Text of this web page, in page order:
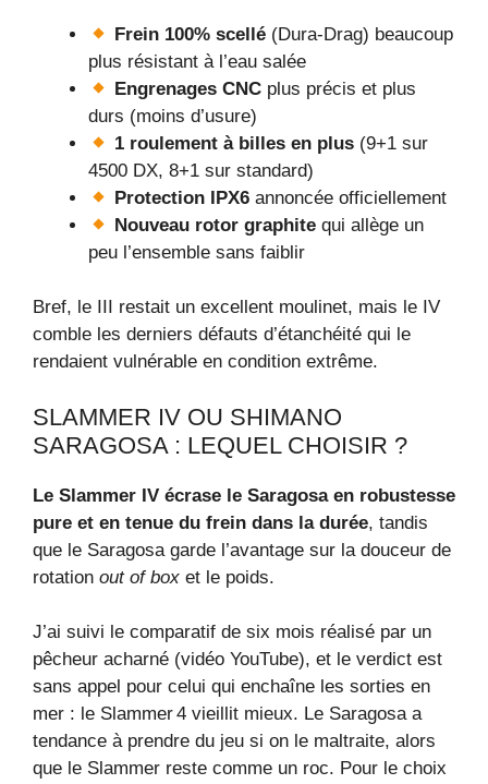
Frein 100% scellé (Dura-Drag) beaucoup
plus résistant à l’eau salée
Engrenages CNC plus précis et plus
durs (moins d’usure)
1 roulement à billes en plus (9+1 sur
4500 DX, 8+1 sur standard)
Protection IPX6 annoncée officiellement
Nouveau rotor graphite qui allège un
peu l’ensemble sans faiblir
Bref, le III restait un excellent moulinet, mais le IV
comble les derniers défauts d’étanchéité qui le
rendaient vulnérable en condition extrême.
SLAMMER IV OU SHIMANO
SARAGOSA : LEQUEL CHOISIR ?
Le Slammer IV écrase le Saragosa en robustesse
pure et en tenue du frein dans la durée, tandis
que le Saragosa garde l’avantage sur la douceur de
rotation out of box et le poids.
J’ai suivi le comparatif de six mois réalisé par un
pêcheur acharné (vidéo YouTube), et le verdict est
sans appel pour celui qui enchaîne les sorties en
mer : le Slammer 4 vieillit mieux. Le Saragosa a
tendance à prendre du jeu si on le maltraite, alors
que le Slammer reste comme un roc. Pour le choix